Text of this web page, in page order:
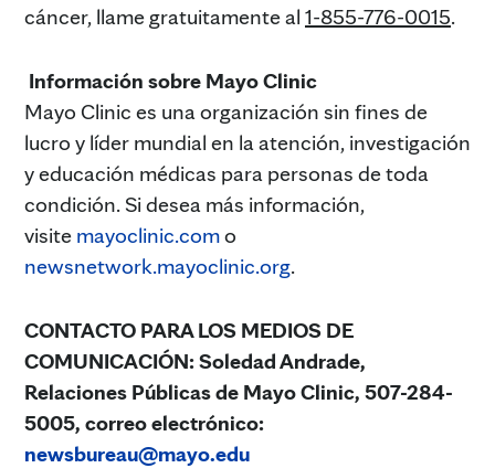
cáncer, llame gratuitamente al 1-855-776-0015.
Información sobre Mayo Clinic
Mayo Clinic es una organización sin fines de
lucro y líder mundial en la atención, investigación
y educación médicas para personas de toda
condición. Si desea más información,
visite mayoclinic.como
newsnetwork.mayoclinic.org.
CONTACTO PARA LOS MEDIOS DE
COMUNICACIÓN: Soledad Andrade,
Relaciones Públicas de Mayo Clinic, 507-284-
5005, correo electrónico:
newsbureau@mayo.edu